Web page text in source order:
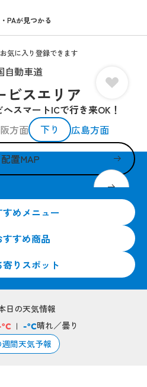
PAが見つかる
気に入り登録できます
自動車道
ビスエリア
スマートICで行き来OK！
方面 下り 広島方面
置MAP
の一品！
すめメニュー
すすめ商品
寄りスポット
日の天気情報
-°C晴れ／曇り
間天気予報